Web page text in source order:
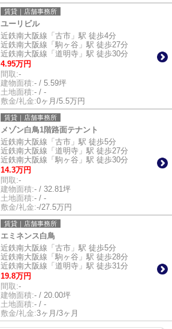
賃貸｜店舗事務所
ユーリビル
近鉄南大阪線「古市」駅 徒歩4分
近鉄南大阪線「駒ヶ谷」駅 徒歩27分
近鉄南大阪線「道明寺」駅 徒歩30分
4.95万円
間取:-
建物面積:- / 5.59坪
土地面積:- / -
敷金/礼金:0ヶ月/5.5万円
賃貸｜店舗事務所
メゾン白鳥1階路面テナント
近鉄南大阪線「古市」駅 徒歩5分
近鉄南大阪線「道明寺」駅 徒歩27分
近鉄南大阪線「駒ヶ谷」駅 徒歩30分
14.3万円
間取:-
建物面積:- / 32.81坪
土地面積:- / -
敷金/礼金:-/27.5万円
賃貸｜店舗事務所
エミネンス白鳥
近鉄南大阪線「古市」駅 徒歩5分
近鉄南大阪線「駒ヶ谷」駅 徒歩28分
近鉄南大阪線「道明寺」駅 徒歩31分
19.8万円
間取:-
建物面積:- / 20.00坪
土地面積:- / -
敷金/礼金:3ヶ月/3ヶ月